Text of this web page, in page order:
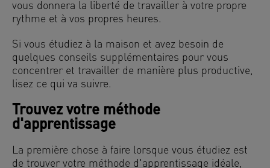
vous donnera la liberté de travailler à votre propre
rythme et à vos propres heures.
Si vous étudiez à la maison et avez besoin de
quelques conseils supplémentaires pour vous
concentrer et travailler de manière plus productive,
lisez ce qui va suivre.
Trouvez votre méthode
d'apprentissage
La première chose à faire lorsque vous étudiez est
de trouver votre méthode d'apprentissage idéale,